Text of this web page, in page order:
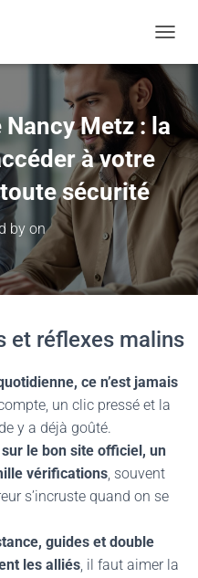
Metz : la
à votre
sécurité
by on
et réflexes malins
ce n’est jamais
un clic pressé et la
y a déjà goûté.
le bon site officiel, un
vérifications, souvent
s’incruste quand on se
guides et double
les alliés, il faut aimer la